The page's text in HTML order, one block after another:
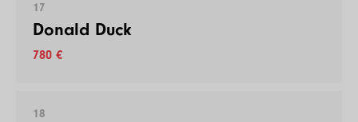
17
Donald Duck
780 €
18